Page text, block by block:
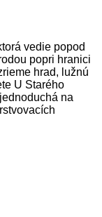
vedie popod
popri hranici
hrad, lužnú
U Starého
na